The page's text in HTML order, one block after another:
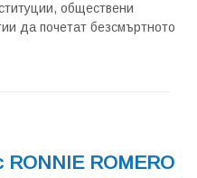
обществени
да почетат безсмъртното
ROMERO